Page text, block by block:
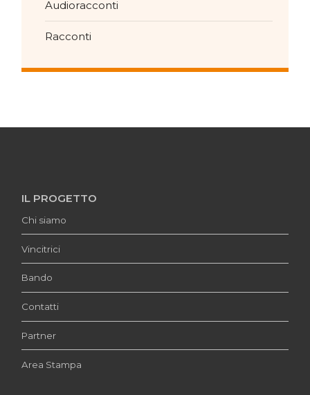
Audioracconti
Racconti
IL PROGETTO
Chi siamo
Vincitrici
Bando
Contatti
Partner
Area Stampa